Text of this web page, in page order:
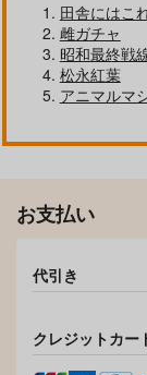
田舎にはこ
雌ガチャ
昭和最終戦
松永紅葉
アニマルマ
お支払い
代引き
クレジットカー